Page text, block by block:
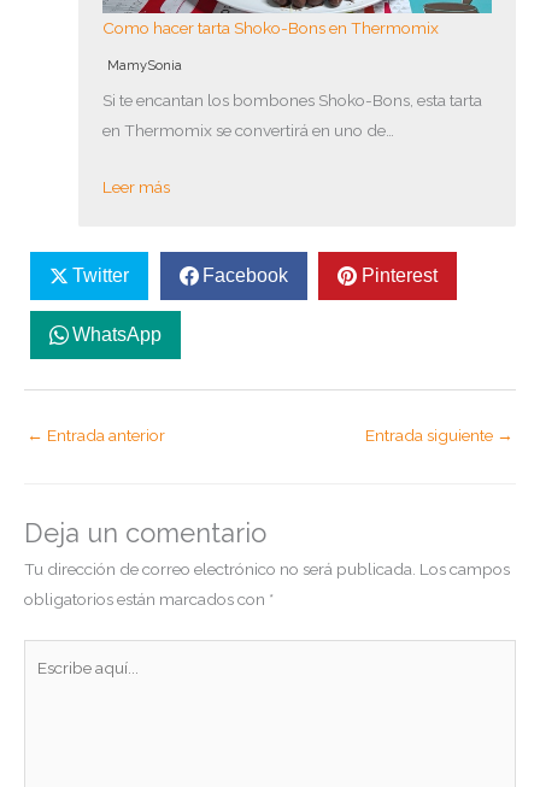
Como hacer tarta Shoko-Bons en Thermomix
MamySonia
Si te encantan los bombones Shoko-Bons, esta tarta
en Thermomix se convertirá en uno de…
Leer más
Twitter Facebook Pinterest
WhatsApp
← Entrada anterior Entrada siguiente →
Deja un comentario
Tu dirección de correo electrónico no será publicada. Los campos
obligatorios están marcados con *